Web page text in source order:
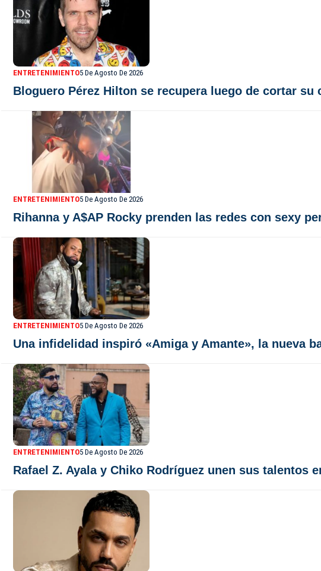
ENTRETENIMIENTO5 De Agosto De 2026
Bloguero Pérez Hilton se recupera luego de cortar
ENTRETENIMIENTO5 De Agosto De 2026
Rihanna y A$AP Rocky prenden las redes con sexy
ENTRETENIMIENTO5 De Agosto De 2026
Una infidelidad inspiró «Amiga y Amante», la nueva
ENTRETENIMIENTO5 De Agosto De 2026
Rafael Z. Ayala y Chiko Rodríguez unen sus talentos